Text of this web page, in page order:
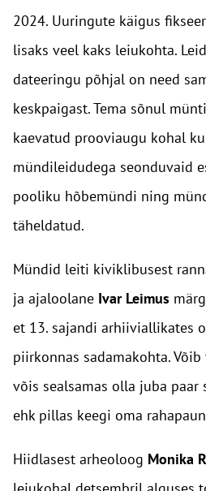
2024. Uuringute käigus
lisaks veel kaks leiukohta.
dateeringu põhjal on need
keskpaigast. Tema sõnul
kaevatud prooviaugu kohal
mündileidudega seonduvaid
pooliku hõbemündi ning
täheldatud.
Mündid leiti kiviklibusest
ja ajaloolane Ivar Leimus
et 13. sajandi arhiiviallikates
piirkonnas sadamakohta.
võis sealsamas olla juba
ehk pillas keegi oma
Hiidlasest arheoloog Monika